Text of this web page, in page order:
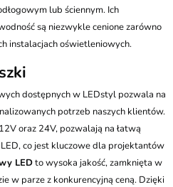
lub ściennym. Ich
są niezwykle cenione zarówno
instalacjach oświetleniowych.
dostępnych w LEDstyl pozwala na
potrzeb naszych klientów.
oraz 24V, pozwalają na łatwą
co jest kluczowe dla projektantów
LEDto wysoka jakość, zamknięta w
w parze z konkurencyjną ceną. Dzięki